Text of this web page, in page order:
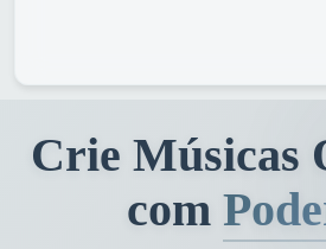
Crie Músicas
com